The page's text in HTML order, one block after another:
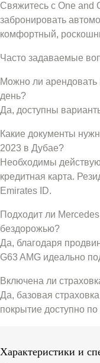
Свяжитесь с One and
забронировать
комфортный,
Часто задаваемые
Можно ли арендовать
день?
Да, доступны
Какие документы
2023 в Дубае?
Необходимы
кредитная карта.
Emirates ID.
Подходит ли
бездорожью?
Да, благодаря
G63 AMG идеально
Включена ли
Да, базовая
покрытие доступно по
Характеристики и